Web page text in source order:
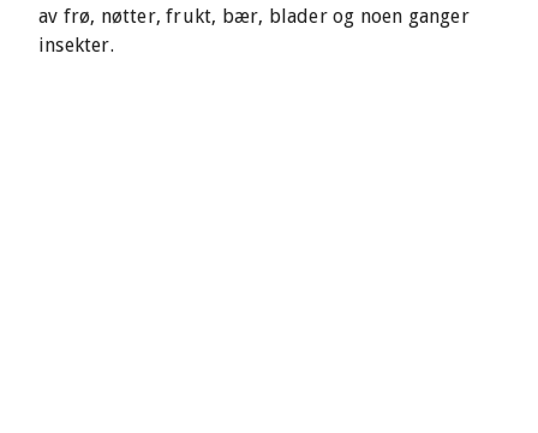
av frø, nøtter, frukt, bær, blader og noen ganger
insekter.